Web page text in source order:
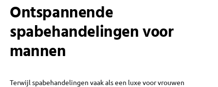
Ontspannende
spabehandelingen voor
mannen
Terwijl spabehandelingen vaak als een luxe voor vrouwen